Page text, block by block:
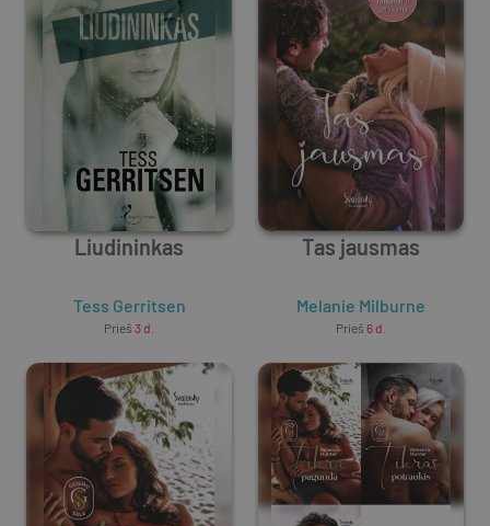
Liudininkas
Tess Gerritsen
Prieš 3 d.
Tas jausmas
Melanie Milburne
Prieš 6 d.